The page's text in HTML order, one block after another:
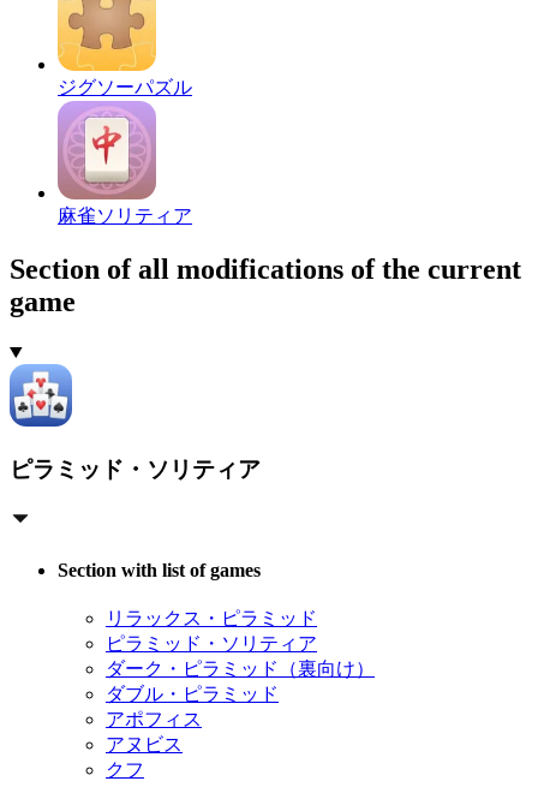
ジグソーパズル
麻雀ソリティア
Section of all modifications of the current
game
ピラミッド・ソリティア
Section with list of games
リラックス・ピラミッド
ピラミッド・ソリティア
ダーク・ピラミッド（裏向け）
ダブル・ピラミッド
アポフィス
アヌビス
クフ